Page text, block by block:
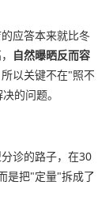
应答本来就比冬
自然曝晒反而容
以关键不在"照不
的问题。
诊的路子，在30
是把"定量"拆成了